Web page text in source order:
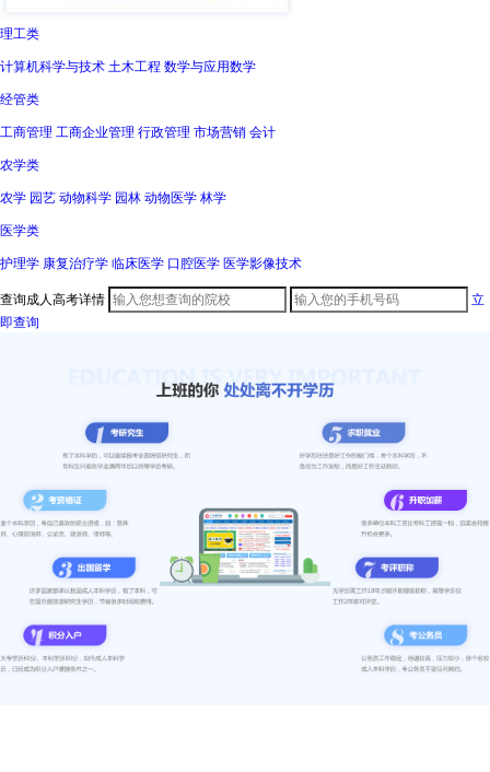
理工类
计算机科学与技术 土木工程 数学与应用数学
经管类
工商管理 工商企业管理 行政管理 市场营销 会计
农学类
农学 园艺 动物科学 园林 动物医学 林学
医学类
护理学 康复治疗学 临床医学 口腔医学 医学影像技术
查询成人高考详情
立
即查询